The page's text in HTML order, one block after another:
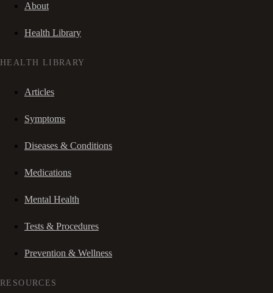
About
Health Library
HEALTH LIBRARY
Articles
Symptoms
Diseases & Conditions
Medications
Mental Health
Tests & Procedures
Prevention & Wellness
RESOURCES